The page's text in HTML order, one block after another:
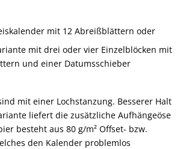
mit 12 Abreißblättern oder
mit drei oder vier Einzelblöcken mit
und einer Datumsschieber
mit einer Lochstanzung. Besserer Halt
liefert die zusätzliche Aufhängeöse
besteht aus 80 g/m² Offset- bzw.
den Kalender problemlos